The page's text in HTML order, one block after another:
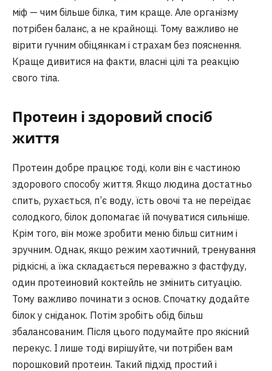
міф — чим більше білка, тим краще. Але організму
потрібен баланс, а не крайнощі. Тому важливо не
вірити гучним обіцянкам і страхам без пояснення.
Краще дивитися на факти, власні цілі та реакцію
свого тіла.
Протеин і здоровий спосіб
життя
Протеин добре працює тоді, коли він є частиною
здорового способу життя. Якщо людина достатньо
спить, рухається, п’є воду, їсть овочі та не переїдає
солодкого, білок допомагає їй почуватися сильніше.
Крім того, він може зробити меню більш ситним і
зручним. Однак, якщо режим хаотичний, тренування
рідкісні, а їжа складається переважно з фастфуду,
один протеиновий коктейль не змінить ситуацію.
Тому важливо починати з основ. Спочатку додайте
білок у сніданок. Потім зробіть обід більш
збалансованим. Після цього подумайте про якісний
перекус. І лише тоді вирішуйте, чи потрібен вам
порошковий протеин. Такий підхід простий і